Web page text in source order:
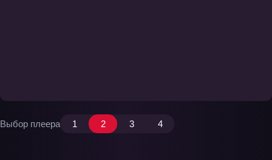
Выбор плеера 1 2 3 4